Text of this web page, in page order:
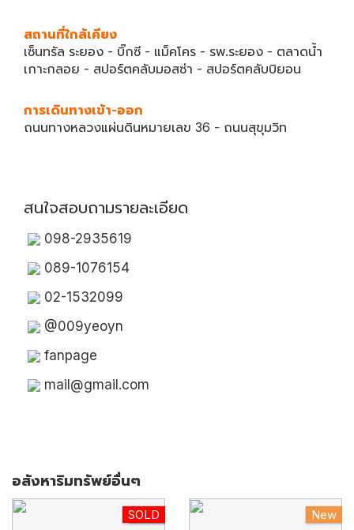
สถานที่ใกล้เคียง
เซ็นทรัล ระยอง - บิ๊กซี - แม็คโคร - รพ.ระยอง - ตลาดน้ำ
เกาะกลอย - สปอร์ตคลับมอสซ่า - สปอร์ตคลับบิยอน
การเดินทางเข้า-ออก
ถนนทางหลวงแผ่นดินหมายเลข 36 - ถนนสุขุมวิท
สนใจสอบถามรายละเอียด
098-2935619
089-1076154
02-1532099
@009yeoyn
fanpage
mail@gmail.com
อสังหาริมทรัพย์อื่นๆ
New
SOLD New